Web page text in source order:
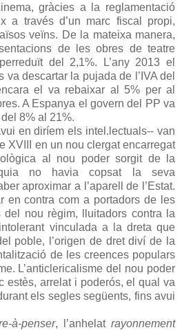
gràcies a la reglamentació
a través d’un marc fiscal propi,
veïns. De la mateixa manera,
de les obres de teatre
del 2,1%. L’any 2013 el
va descartar la pujada de l’IVA del
el va rebaixar al 5% per al
A Espanya el govern del PP va
8% al 21%.
en diríem els intel.lectuals-- van
XVIII en un nou clergat encarregat
al nou poder sorgit de la
no havia copsat la seva
aproximar a l’aparell de l’Estat.
en contra com a portadors de les
del nou règim, lluitadors contra la
vinculada a la dreta que
poble, l’origen de dret diví de la
de les creences populars
L’anticlericalisme del nou poder
estès, arrelat i poderós, el qual va
els segles següents, fins avui
à-penser, l’anhelatrayonnement